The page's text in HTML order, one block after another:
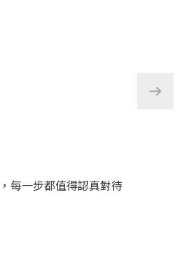
每一步都值得認真對待